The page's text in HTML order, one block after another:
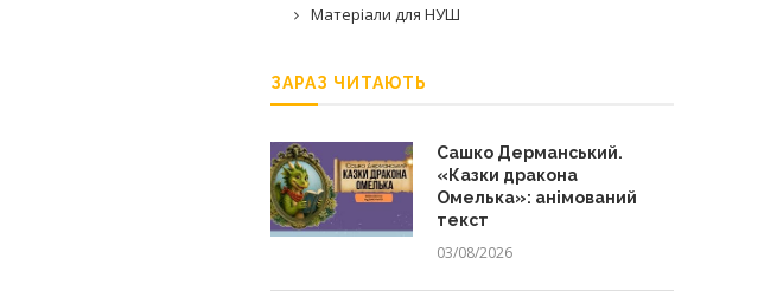
Матеріали для НУШ
ЗАРАЗ ЧИТАЮТЬ
Сашко Дерманський.
«Казки дракона
Омелька»: анімований
текст
03/08/2026